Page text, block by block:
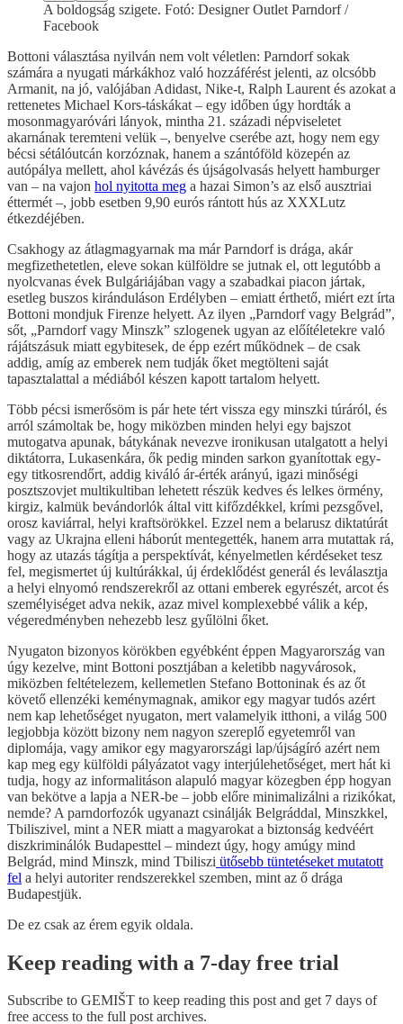
A boldogság szigete. Fotó: Designer Outlet Parndorf /
Facebook
Bottoni választása nyilván nem volt véletlen: Parndorf sokak
számára a nyugati márkákhoz való hozzáférést jelenti, az olcsóbb
Armanit, na jó, valójában Adidast, Nike-t, Ralph Laurent és azokat a
rettenetes Michael Kors-táskákat – egy időben úgy hordták a
mosonmagyaróvári lányok, mintha 21. századi népviseletet
akarnának teremteni velük –, benyelve cserébe azt, hogy nem egy
bécsi sétálóutcán korzóznak, hanem a szántóföld közepén az
autópálya mellett, ahol kávézás és újságolvasás helyett hamburger
van – na vajon hol nyitotta meg a hazai Simon’s az első ausztriai
éttermét –, jobb esetben 9,90 eurós rántott hús az XXXLutz
étkezdéjében.
Csakhogy az átlagmagyarnak ma már Parndorf is drága, akár
megfizethetetlen, eleve sokan külföldre se jutnak el, ott legutóbb a
nyolcvanas évek Bulgáriájában vagy a szabadkai piacon jártak,
esetleg buszos kiránduláson Erdélyben – emiatt érthető, miért ezt írta
Bottoni mondjuk Firenze helyett. Az ilyen „Parndorf vagy Belgrád”,
sőt, „Parndorf vagy Minszk” szlogenek ugyan az előítéletekre való
rájátszásuk miatt egybitesek, de épp ezért működnek – de csak
addig, amíg az emberek nem tudják őket megtölteni saját
tapasztalattal a médiából készen kapott tartalom helyett.
Több pécsi ismerősöm is pár hete tért vissza egy minszki túráról, és
arról számoltak be, hogy miközben minden helyi egy bajszot
mutogatva apunak, bátykának nevezve ironikusan utalgatott a helyi
diktátorra, Lukasenkára, ők pedig minden sarkon gyanítottak egy-
egy titkosrendőrt, addig kiváló ár-érték arányú, igazi minőségi
posztszovjet multikultiban lehetett részük kedves és lelkes örmény,
kirgiz, kalmük bevándorlók által vitt kifőzdékkel, krími pezsgővel,
orosz kaviárral, helyi kraftsörökkel. Ezzel nem a belarusz diktatúrát
vagy az Ukrajna elleni háborút mentegették, hanem arra mutattak rá,
hogy az utazás tágítja a perspektívát, kényelmetlen kérdéseket tesz
fel, megismertet új kultúrákkal, új érdeklődést generál és leválasztja
a helyi elnyomó rendszerekről az ottani emberek egyrészét, arcot és
személyiséget adva nekik, azaz mivel komplexebbé válik a kép,
végeredményben nehezebb lesz gyűlölni őket.
Nyugaton bizonyos körökben egyébként éppen Magyarország van
úgy kezelve, mint Bottoni posztjában a keletibb nagyvárosok,
miközben feltételezem, kellemetlen Stefano Bottoninak és az őt
követő ellenzéki keménymagnak, amikor egy magyar tudós azért
nem kap lehetőséget nyugaton, mert valamelyik itthoni, a világ 500
legjobbja között bizony nem nagyon szereplő egyetemről van
diplomája, vagy amikor egy magyarországi lap/újságíró azért nem
kap meg egy külföldi pályázatot vagy interjúlehetőséget, mert hát ki
tudja, hogy az informalitáson alapuló magyar közegben épp hogyan
van bekötve a lapja a NER-be – jobb előre minimalizálni a rizikókat,
nemde? A parndorfozók ugyanazt csinálják Belgráddal, Minszkkel,
Tbiliszivel, mint a NER miatt a magyarokat a biztonság kedvéért
diszkriminálók Budapesttel – mindezt úgy, hogy amúgy mind
Belgrád, mind Minszk, mind Tbiliszi ütősebb tüntetéseket mutatott
fel a helyi autoriter rendszerekkel szemben, mint az ő drága
Budapestjük.
De ez csak az érem egyik oldala.
Keep reading with a 7-day free trial
Subscribe to GEMIŠT to keep reading this post and get 7 days of
free access to the full post archives.